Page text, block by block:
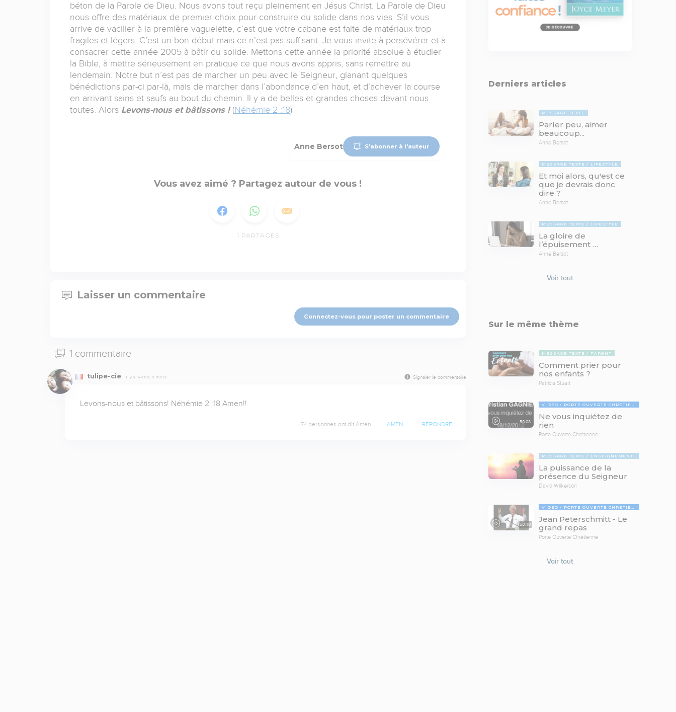
béton de la Parole de Dieu. Nous avons tout reçu pleinement en Jésus Christ. La Parole de Dieu
nous offre des matériaux de premier choix pour construire du solide dans nos vies. S’il vous
arrive de vaciller à la première vaguelette, c’est que votre cabane est faite de matériaux trop
fragiles et légers. C’est un bon début mais ce n’est pas suffisant. Je vous invite à persévérer et à
consacrer cette année 2005 à bâtir du solide. Mettons cette année la priorité absolue à étudier
la Bible, à mettre sérieusement en pratique ce que nous avons appris, sans remettre au
lendemain. Notre but n’est pas de marcher un peu avec le Seigneur, glanant quelques
bénédictions par-ci par-là, mais de marcher dans l’abondance d’en haut, et d’achever la course
en arrivant sains et saufs au bout du chemin. Il y a de belles et grandes choses devant nous
toutes. Alors Levons-nous et bâtissons !(Néhémie 2 :18)
Anne Bersot S'abonner à l'auteur
Vous avez aimé ? Partagez autour de vous !
1 PARTAGES
Laisser un commentaire
Connectez-vous pour poster un commentaire
1 commentaire
tulipe-cie Il y a 14 ans, 11 mois Signaler le commentaire
Levons-nous et bâtissons! Néhémie 2 :18 Amen!!
74 personnes ont dit Amen AMEN RÉPONDRE
Derniers articles
MESSAGE TEXTE
Parler peu, aimer
beaucoup...
Anne Bersot
MESSAGE TEXTE LIFESTYLE
Et moi alors, qu'est ce
que je devrais donc
dire ?
Anne Bersot
MESSAGE TEXTE LIFESTYLE
La gloire de
l’épuisement …
Anne Bersot
Voir tout
Sur le même thème
MESSAGE TEXTE PARENT
Comment prier pour
nos enfants ?
Patricia Stuart
50:08
VIDÉO PORTE OUVERTE CHRÉTIENNE
Ne vous inquiétez de
rien
Porte Ouverte Chrétienne
MESSAGE TEXTE ENSEIGNEMENTS BIBLIQUES
La puissance de la
présence du Seigneur
David Wilkerson
50:40
VIDÉO PORTE OUVERTE CHRÉTIENNE
Jean Peterschmitt - Le
grand repas
Porte Ouverte Chrétienne
Voir tout